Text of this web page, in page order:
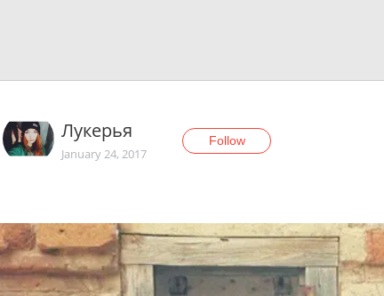
Лукерья
January 24, 2017
Follow